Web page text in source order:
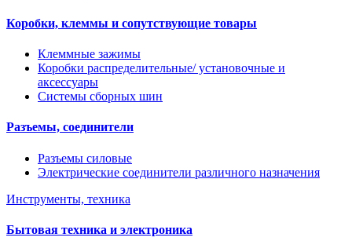
Коробки, клеммы и сопутствующие товары
Клеммные зажимы
Коробки распределительные/ установочные и
аксессуары
Системы сборных шин
Разъемы, соединители
Разъемы силовые
Электрические соединители различного назначения
Инструменты, техника
Бытовая техника и электроника